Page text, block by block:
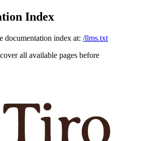
Index
documentation index at: /llms.txt
all available pages before